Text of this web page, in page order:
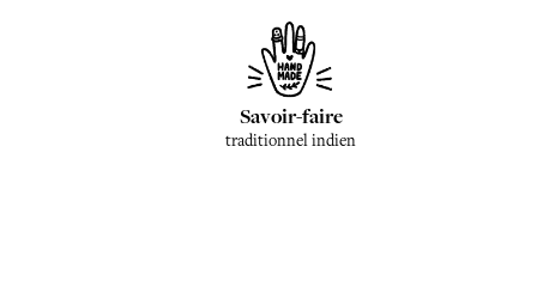
Savoir-faire
traditionnel indien